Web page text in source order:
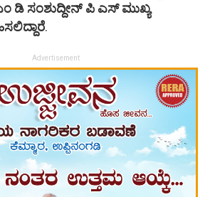
ಡಿ ಸಂಶುದ್ದೀನ್ ಪಿ ಎಸ್ ಮುಖ್ಯ
.
Advertisement